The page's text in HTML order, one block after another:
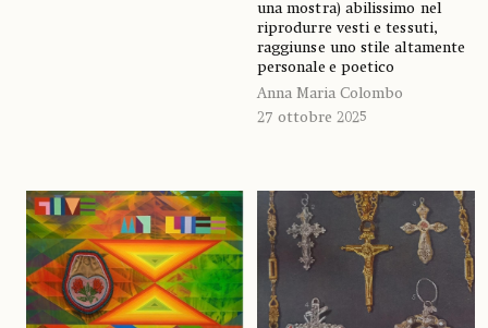
una mostra) abilissimo nel
riprodurre vesti e tessuti,
raggiunse uno stile altamente
personale e poetico
Anna Maria Colombo
27 ottobre 2025